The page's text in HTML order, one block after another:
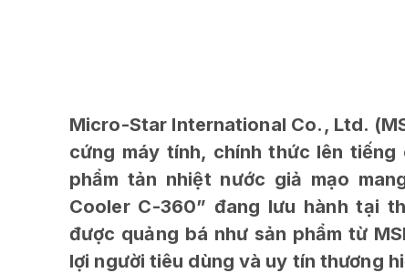
Micro-Star International Co., Ltd.
cứng máy tính, chính thức lên
phẩm tản nhiệt nước giả mạo
Cooler C-360” đang lưu hành tại
được quảng bá như sản phẩm từ
lợi người tiêu dùng và uy tín thương